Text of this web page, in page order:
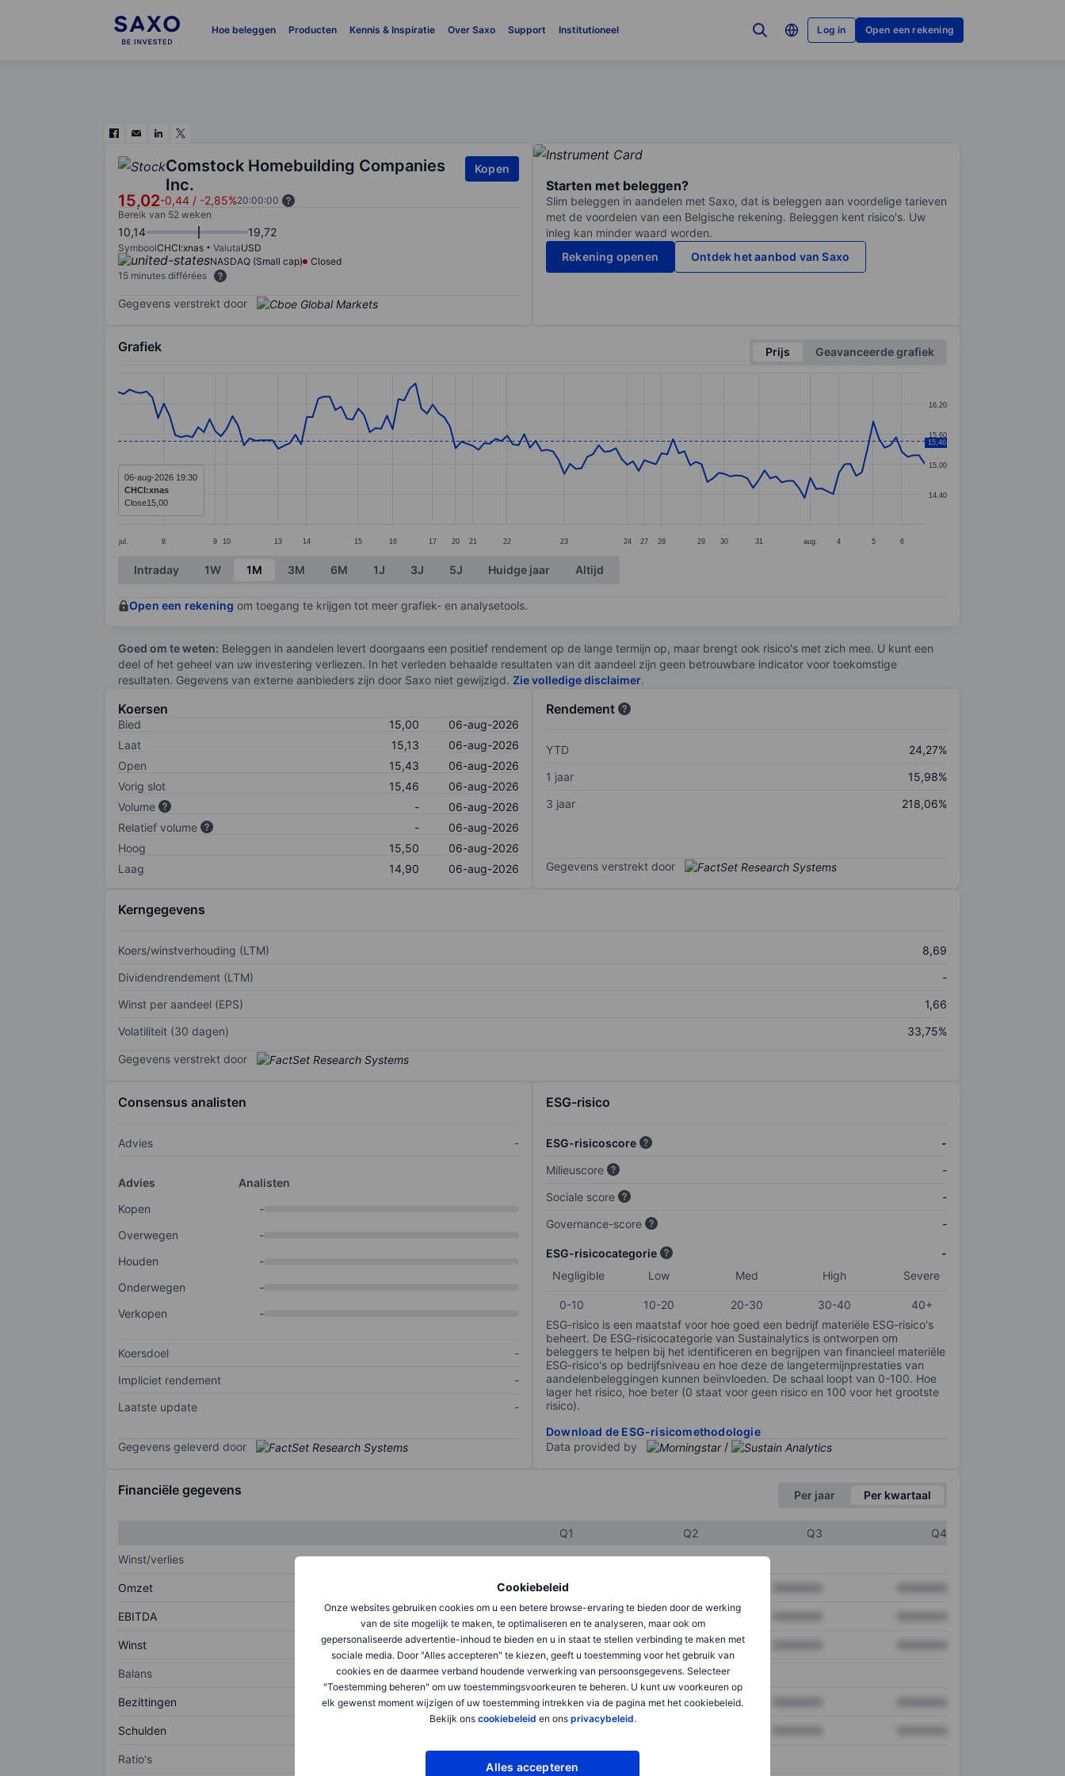
Hoe beleggen Producten Kennis & Inspiratie Over Saxo Support Institutioneel Log in Open een rekening
Cookiebeleid
Onze websites gebruiken cookies om u een betere browse-ervaring te bieden door de werking
van de site mogelijk te maken, te optimaliseren en te analyseren, maar ook om
gepersonaliseerde advertentie-inhoud te bieden en u in staat te stellen verbinding te maken met
sociale media. Door "Alles accepteren" te kiezen, geeft u toestemming voor het gebruik van
cookies en de daarmee verband houdende verwerking van persoonsgegevens. Selecteer
"Toestemming beheren" om uw toestemmingsvoorkeuren te beheren. U kunt uw voorkeuren op
elk gewenst moment wijzigen of uw toestemming intrekken via de pagina met het cookiebeleid.
Bekijk ons cookiebeleid en ons privacybeleid.
Alles accepteren
Comstock Homebuilding Companies
Inc.
15,02-0,44 / -2,85%20:00:00
Kopen
Bereik van 52 weken
10,14 19,72
SymboolCHCI:xnas ValutaUSD
NASDAQ (Small cap)
Closed
15 minutes différées
Gegevens verstrekt door
Starten met beleggen?
Slim beleggen in aandelen met Saxo, dat is beleggen aan voordelige tarieven
met de voordelen van een Belgische rekening. Beleggen kent risico's. Uw
inleg kan minder waard worden.
Rekening openen
Ontdek het aanbod van Saxo
Grafiek Prijs
Geavanceerde grafiek
Line chart with 142 data points.
The chart has 1 X axis displaying categories.
The chart has 1 Y axis displaying values. Data ranges from 14.32 to 16.6.
jul. 8 9 10 13 14 15 16 17 20 21 22 23 24 27 28 29 30 31 aug. 4 5 6
14,40
15,00
15,60
16,20
15,46
06-aug-2026 19:30
CHCI:xnas
Close15,00
End of interactive chart.
Intraday 1W 1M 3M 6M 1J 3J 5J Huidge jaar Altijd
Open een rekening om toegang te krijgen tot meer grafiek- en analysetools.
Goed om te weten: Beleggen in aandelen levert doorgaans een positief rendement op de lange termijn op, maar brengt ook risico's met zich mee. U kunt een
deel of het geheel van uw investering verliezen. In het verleden behaalde resultaten van dit aandeel zijn geen betrouwbare indicator voor toekomstige
resultaten. Gegevens van externe aanbieders zijn door Saxo niet gewijzigd. Zie volledige disclaimer.
Koersen
Bied 15,00
06-aug-2026
Laat
15,13
06-aug-2026
Open
15,43
06-aug-2026
Vorig slot
15,46
06-aug-2026
Volume
-
06-aug-2026
Relatief volume
-
06-aug-2026
Hoog
15,50
06-aug-2026
Laag
14,90 06-aug-2026
Rendement
YTD
24,27%
1 jaar
15,98%
3 jaar
218,06%
Gegevens verstrekt door
Kerngegevens
Koers/winstverhouding (LTM)
8,69
Dividendrendement (LTM)
-
Winst per aandeel (EPS)
1,66
Volatiliteit (30 dagen)
33,75%
Gegevens verstrekt door
Consensus analisten
Advies -
Advies
Analisten
Kopen
-
Overwegen
-
Houden
-
Onderwegen
-
Verkopen
-
Koersdoel
-
Impliciet rendement
-
Laatste update
-
Gegevens geleverd door
ESG-risico
ESG-risicoscore
-
Milieuscore
-
Sociale score
-
Governance-score
-
ESG-risicocategorie
-
Negligible
Low Med High Severe
0-10 10-20 20-30 30-40
40+
ESG-risico is een maatstaf voor hoe goed een bedrijf materiële ESG-risico's
beheert. De ESG-risicocategorie van Sustainalytics is ontworpen om
beleggers te helpen bij het identificeren en begrijpen van financieel materiële
ESG-risico's op bedrijfsniveau en hoe deze de langetermijnprestaties van
aandelenbeleggingen kunnen beïnvloeden. De schaal loopt van 0-100. Hoe
lager het risico, hoe beter (0 staat voor geen risico en 100 voor het grootste
risico).
Download de ESG-risicomethodologie
Data provided by
/
Financiële gegevens Per jaar Per kwartaal
Q1 Q2 Q3
Q4
Winst/verlies
Omzet XXXXXXX
EBITDA
Winst XXXXXXX XXXXXXX
Balans
Bezittingen XXXXXXX XXXXXXX
Schulden
Ratio's